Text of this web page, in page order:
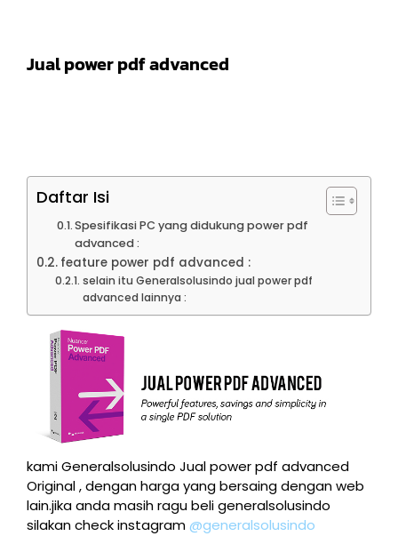
Jual power pdf advanced
Daftar Isi
Spesifikasi PC yang didukung power pdf
advanced :
feature power pdf advanced :
selain itu Generalsolusindo jual power pdf
advanced lainnya :
kami Generalsolusindo Jual power pdf advanced
Original , dengan harga yang bersaing dengan web
lain.jika anda masih ragu beli generalsolusindo
silakan check instagram@generalsolusindo